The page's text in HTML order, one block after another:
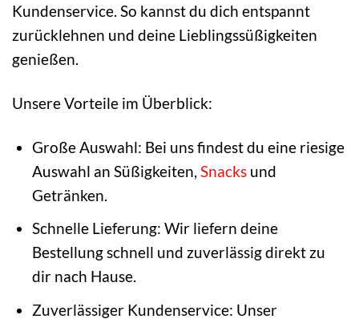
Kundenservice. So kannst du dich entspannt
zurücklehnen und deine Lieblingssüßigkeiten
genießen.
Unsere Vorteile im Überblick:
Große Auswahl: Bei uns findest du eine riesige
Auswahl an Süßigkeiten, Snacksund
Getränken.
Schnelle Lieferung: Wir liefern deine
Bestellung schnell und zuverlässig direkt zu
dir nach Hause.
Zuverlässiger Kundenservice: Unser